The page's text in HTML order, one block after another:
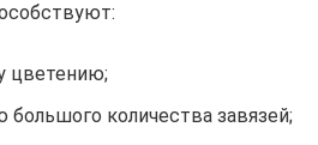
цветению;
большого количества завязей;